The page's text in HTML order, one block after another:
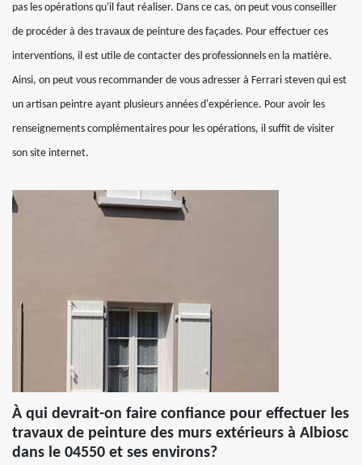
pas les opérations qu'il faut réaliser. Dans ce cas, on peut vous conseiller
de procéder à des travaux de peinture des façades. Pour effectuer ces
interventions, il est utile de contacter des professionnels en la matière.
Ainsi, on peut vous recommander de vous adresser à Ferrari steven qui est
un artisan peintre ayant plusieurs années d'expérience. Pour avoir les
renseignements complémentaires pour les opérations, il suffit de visiter
son site internet.
À qui devrait-on faire confiance pour effectuer les
travaux de peinture des murs extérieurs à Albiosc
dans le 04550 et ses environs?